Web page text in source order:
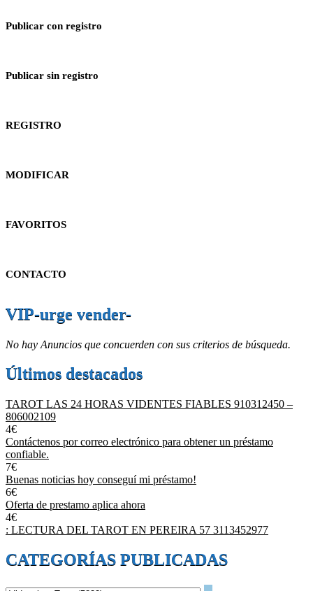
Publicar con registro
Publicar sin registro
REGISTRO
MODIFICAR
FAVORITOS
CONTACTO
VIP-urge vender-
No hay Anuncios que concuerden con sus criterios de búsqueda.
Últimos destacados
TAROT LAS 24 HORAS VIDENTES FIABLES 910312450 –
806002109
4€
Contáctenos por correo electrónico para obtener un préstamo
confiable.
7€
Buenas noticias hoy conseguí mi préstamo!
6€
Oferta de prestamo aplica ahora
4€
: LECTURA DEL TAROT EN PEREIRA 57 3113452977
CATEGORÍAS PUBLICADAS